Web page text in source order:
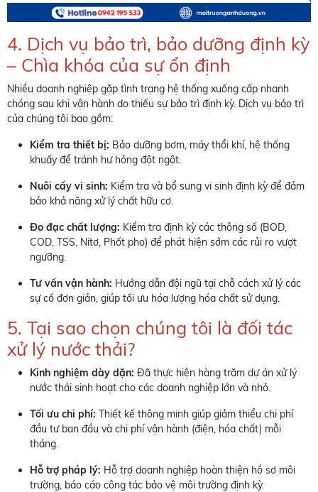
4. Dịch vụ bảo trì, bảo dưỡng định kỳ
– Chìa khóa của sự ổn định
Nhiều doanh nghiệp gặp tình trạng hệ thống xuống cấp nhanh
chóng sau khi vận hành do thiếu sự bảo trì định kỳ. Dịch vụ bảo trì
của chúng tôi bao gồm:
Kiểm tra thiết bị: Bảo dưỡng bơm, máy thổi khí, hệ thống
khuấy để tránh hư hỏng đột ngột.
Nuôi cấy vi sinh: Kiểm tra và bổ sung vi sinh định kỳ để đảm
bảo khả năng xử lý chất hữu cơ.
Đo đạc chất lượng: Kiểm tra định kỳ các thông số (BOD,
COD, TSS, Nitơ, Phốt pho) để phát hiện sớm các rủi ro vượt
ngưỡng.
Tư vấn vận hành: Hướng dẫn đội ngũ tại chỗ cách xử lý các
sự cố đơn giản, giúp tối ưu hóa lượng hóa chất sử dụng.
5. Tại sao chọn chúng tôi là đối tác
xử lý nước thải?
Kinh nghiệm dày dặn: Đã thực hiện hàng trăm dự án xử lý
nước thải sinh hoạt cho các doanh nghiệp lớn và nhỏ.
Tối ưu chi phí: Thiết kế thông minh giúp giảm thiểu chi phí
đầu tư ban đầu và chi phí vận hành (điện, hóa chất) mỗi
tháng.
Hỗ trợ pháp lý: Hỗ trợ doanh nghiệp hoàn thiện hồ sơ môi
trường, báo cáo công tác bảo vệ môi trường định kỳ.